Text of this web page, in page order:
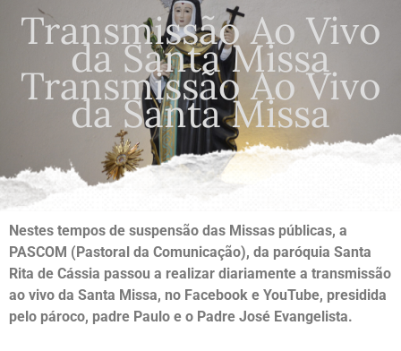
Transmissão Ao Vivo
da Santa Missa
Transmissão Ao Vivo
da Santa Missa
Nestes tempos de suspensão das Missas públicas, a
PASCOM (Pastoral da Comunicação), da paróquia Santa
Rita de Cássia passou a realizar diariamente a transmissão
ao vivo da Santa Missa, no Facebook e YouTube, presidida
pelo pároco, padre Paulo e o Padre José Evangelista.